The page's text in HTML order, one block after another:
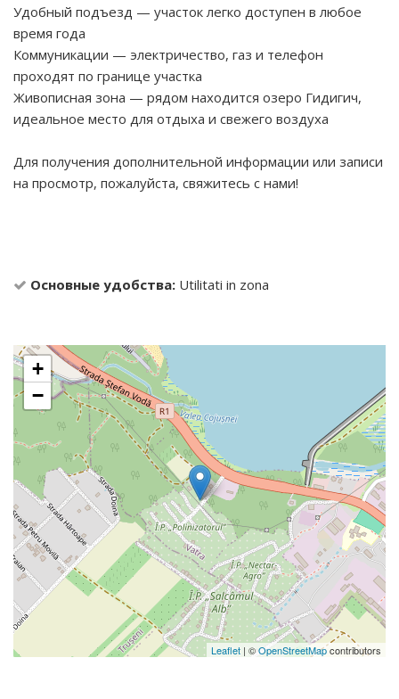
Удобный подъезд — участок легко доступен в любое
время года
Коммуникации — электричество, газ и телефон
проходят по границе участка
Живописная зона — рядом находится озеро Гидигич,
идеальное место для отдыха и свежего воздуха
Для получения дополнительной информации или записи
на просмотр, пожалуйста, свяжитесь с нами!
Основные удобства: Utilitati in zona
+
−
Leaflet | ©OpenStreetMapcontributors